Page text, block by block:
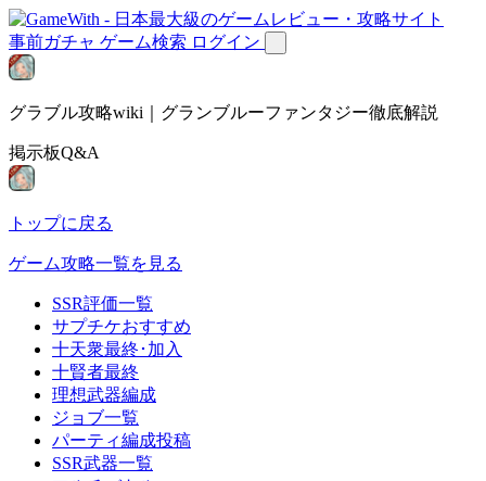
事前ガチャ ゲーム検索 ログイン
グラブル攻略wiki｜グランブルーファンタジー徹底解説
掲示板Q&A
トップに戻る
ゲーム攻略一覧を見る
SSR評価一覧
サプチケおすすめ
十天衆最終･加入
十賢者最終
理想武器編成
ジョブ一覧
パーティ編成投稿
SSR武器一覧